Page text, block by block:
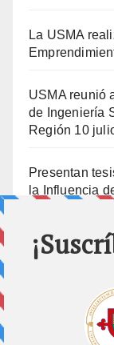
La USMA
USMA reunió
de Ingeniería
Región 10
Presentan
la Influencia